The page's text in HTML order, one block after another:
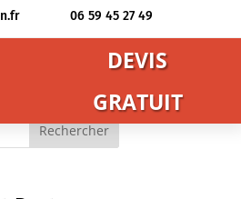
06 59 45 27 49
DEVIS
GRATUIT
Rechercher